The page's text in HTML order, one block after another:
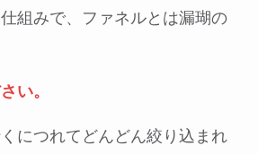
組みで、ファネルとは漏瑚の
い。
につれてどんどん絞り込まれ